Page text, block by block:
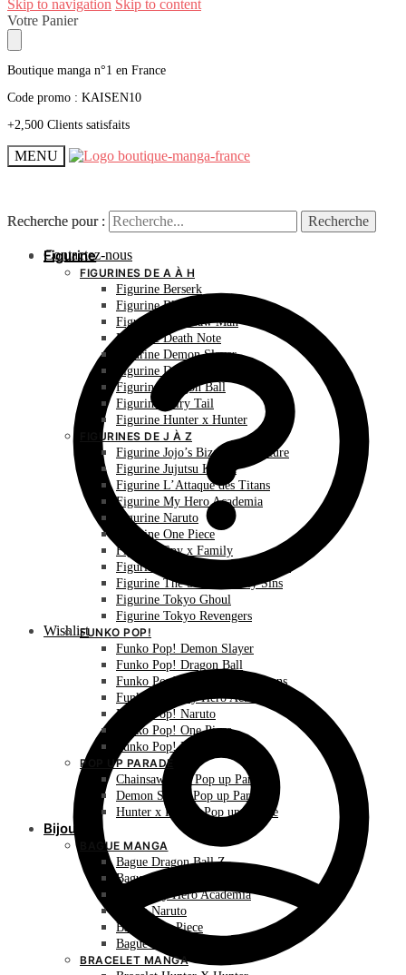
Skip to navigation Skip to content
Votre Panier
Boutique manga n°1 en France
Code promo : KAISEN10
+2,500 Clients satisfaits
MENU
Recherche pour : Recherche
Contactez-nous
Wishlist
Recherche pour : Recherche
Figurine
FIGURINES DE A À H
Figurine Berserk
Figurine Bleach
Figurine Chainsaw Man
Figurine Death Note
Figurine Demon Slayer
Figurine Dr Stone
Figurine Dragon Ball
Figurine Fairy Tail
Figurine Hunter x Hunter
FIGURINES DE J À Z
Figurine Jojo’s Bizarre Adventure
Figurine Jujutsu Kaisen
Figurine L’Attaque des Titans
Figurine My Hero Academia
Figurine Naruto
Figurine One Piece
Figurine Spy x Family
Figurine The Promised Neverland
Figurine The Seven Deadly Sins
Figurine Tokyo Ghoul
Figurine Tokyo Revengers
FUNKO POP!
Funko Pop! Demon Slayer
Funko Pop! Dragon Ball
Funko Pop! L’Attaque des Titans
Funko Pop! My Hero Academia
Funko Pop! Naruto
Funko Pop! One Piece
Funko Pop! Pokémon
POP UP PARADE
Chainsaw Man Pop up Parade
Demon Slayer Pop up Parade
Hunter x Hunter Pop up Parade
Bijoux
BAGUE MANGA
Bague Dragon Ball Z
Bague Hunter X Hunter
Bague My Hero Academia
Bague Naruto
Bague One Piece
Bague Pokémon
BRACELET MANGA